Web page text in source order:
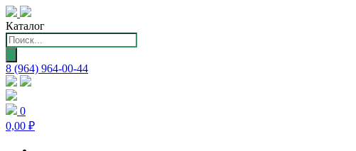
Каталог
Поиск
товаров
8 (964) 964-00-44
0
0,00 ₽